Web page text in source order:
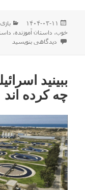
ارسال
شده
در
۱۴۰۴-۰۳-۱۱
خوب، داستان آموزنده،
برای داستان کوتاه جالب
دیدگاهی بنویسید
ببینید
چه کرده اند